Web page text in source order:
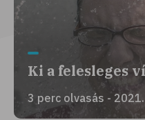
Ki a felesleges
3 perc olvasás -